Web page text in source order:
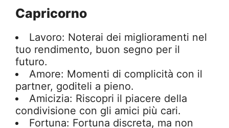
Capricorno
Lavoro: Noterai dei miglioramenti nel
tuo rendimento, buon segno per il
futuro.
Amore: Momenti di complicità con il
partner, goditeli a pieno.
Amicizia: Riscopri il piacere della
condivisione con gli amici più cari.
Fortuna: Fortuna discreta, ma non